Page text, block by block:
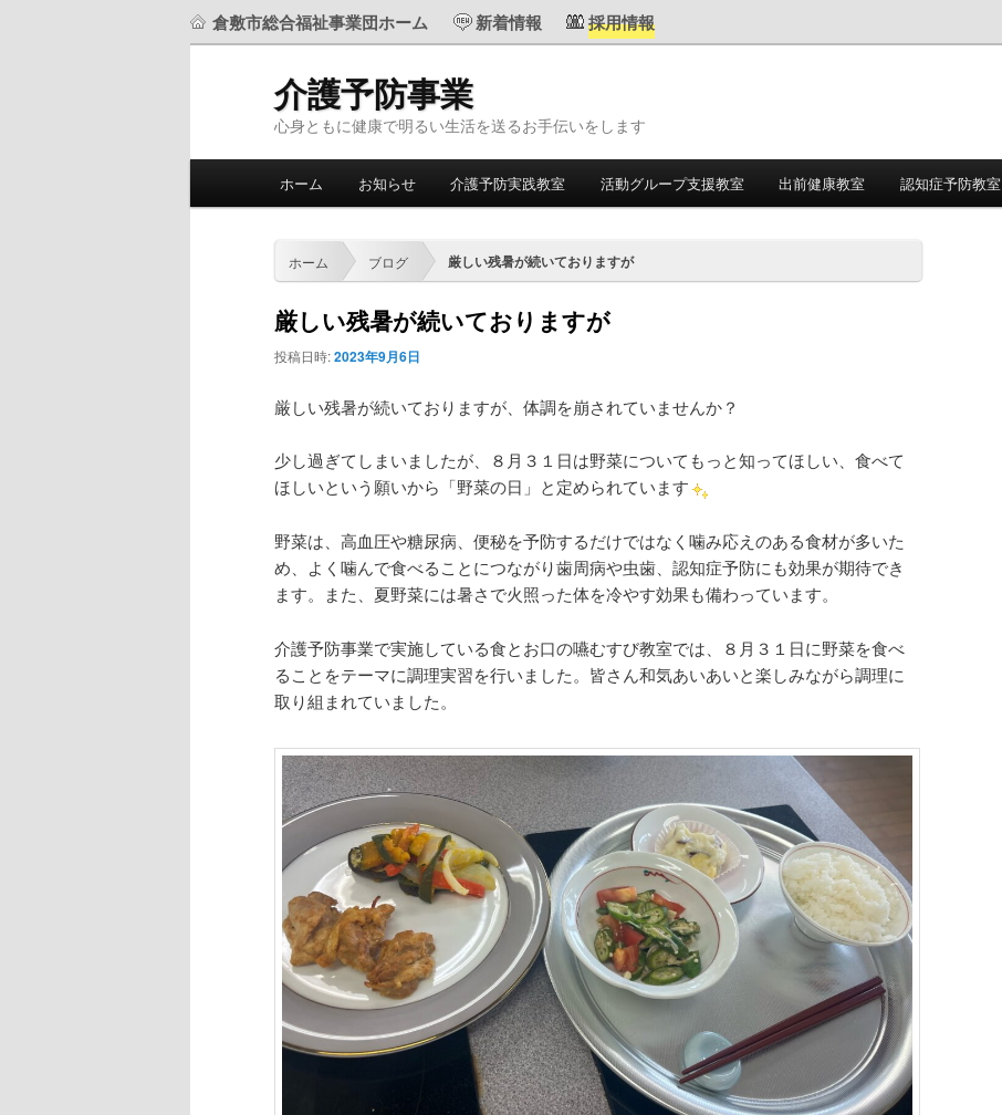
倉敷市総合福祉事業団ホーム 新着情報 採用情報
介護予防事業
心身ともに健康で明るい生活を送るお手伝いをします
メ
コ
ン
テ
移
サ
ン
テ
ン
動
ホーム お知らせ 介護予防実践教室 活動グループ支援教室 出前健康教室 認知症予防教室
ホーム ブログ 厳しい残暑が続いておりますが
厳しい残暑が続いておりますが
投稿日時:2023年9月6日
厳しい残暑が続いておりますが、体調を崩されていませんか？
少し過ぎてしまいましたが、８月３１日は野菜についてもっと知ってほしい、食べて
ほしいという願いから「野菜の日」と定められています
野菜は、高血圧や糖尿病、便秘を予防するだけではなく噛み応えのある食材が多いた
め、よく噛んで食べることにつながり歯周病や虫歯、認知症予防にも効果が期待でき
ます。また、夏野菜には暑さで火照った体を冷やす効果も備わっています。
介護予防事業で実施している食とお口の嚥むすび教室では、８月３１日に野菜を食べ
ることをテーマに調理実習を行いました。皆さん和気あいあいと楽しみながら調理に
取り組まれていました。